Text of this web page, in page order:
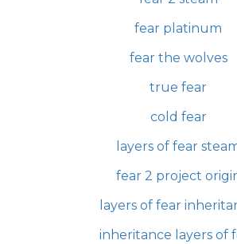
fear platinum
fear the wolves
true fear
cold fear
layers of fear
fear 2 project
layers of fear
inheritance layers of